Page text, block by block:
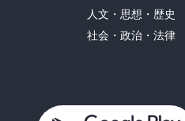
人文・思想・歴史
社会・政治・法律